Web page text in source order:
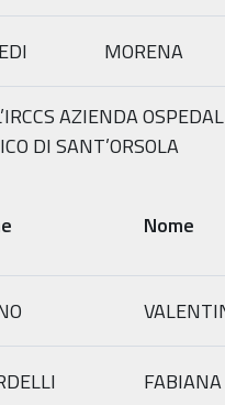
MORENA
AZIENDA
DI SANT’ORSOLA
Nome
FABIANA